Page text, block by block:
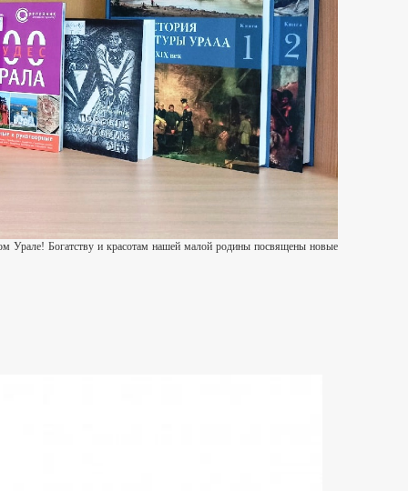
Урале! Богатству и красотам нашей малой родины посвящены новые